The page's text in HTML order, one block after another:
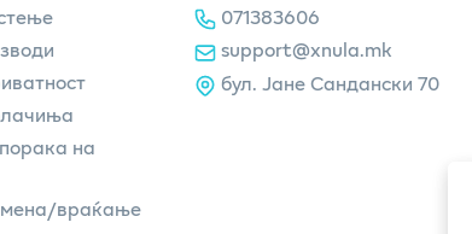
на
враќање
071383606
support@xnula.mk
бул. Јане Сандански 70